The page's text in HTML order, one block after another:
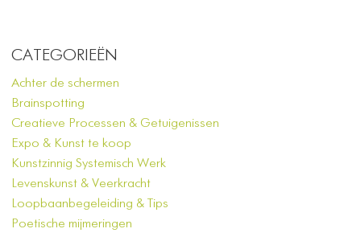
CATEGORIEËN
Achter de schermen
Brainspotting
Creatieve Processen & Getuigenissen
Expo & Kunst te koop
Kunstzinnig Systemisch Werk
Levenskunst & Veerkracht
Loopbaanbegeleiding & Tips
Poetische mijmeringen